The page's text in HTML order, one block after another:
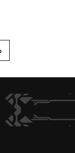
でシェアする
ヴァンガードch